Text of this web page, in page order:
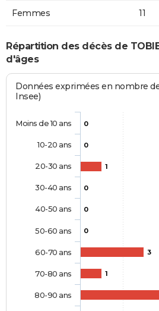
Femmes 11
Répartition des décès de
d'âges
Données exprimées en nombre
Insee)
0
0
1
0
0
0
3
1
Moins de 10 ans
10-20 ans
20-30 ans
30-40 ans
40-50 ans
50-60 ans
60-70 ans
70-80 ans
80-90 ans